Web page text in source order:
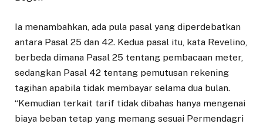
Ia menambahkan, ada pula pasal yang diperdebatkan
antara Pasal 25 dan 42. Kedua pasal itu, kata Revelino,
berbeda dimana Pasal 25 tentang pembacaan meter,
sedangkan Pasal 42 tentang pemutusan rekening
tagihan apabila tidak membayar selama dua bulan.
“Kemudian terkait tarif tidak dibahas hanya mengenai
biaya beban tetap yang memang sesuai Permendagri